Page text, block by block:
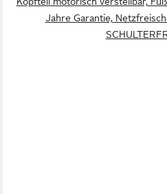
Jahre Garantie,